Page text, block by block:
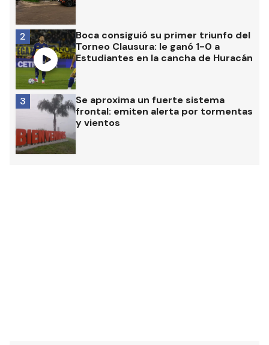
Boca consiguió su primer triunfo del
Torneo Clausura: le ganó 1-0 a
Estudiantes en la cancha de Huracán
2
Se aproxima un fuerte sistema
frontal: emiten alerta por tormentas
y vientos
3